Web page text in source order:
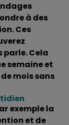
à des
Ces
parle. Cela
semaine et
mois sans
exemple la
et de